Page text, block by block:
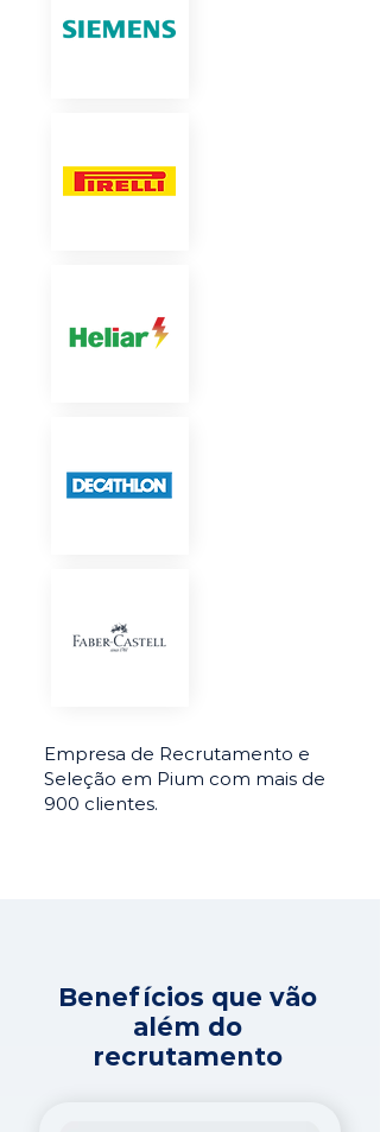
Empresa de Recrutamento e
Seleção em Pium com mais de
900 clientes.
Benefícios que vão
além do
recrutamento